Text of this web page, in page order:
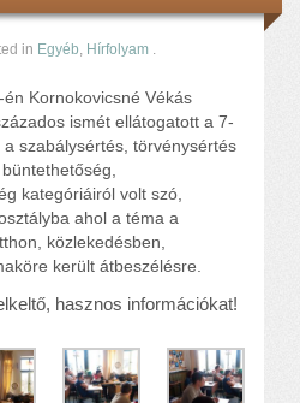
in Egyéb Hírfolyam
Kornokovicsné Vékás
ismét ellátogatott a 7-
szabálysértés, törvénysértés
kategóriáiról volt szó,
ahol a téma a
közlekedésben,
került átbeszélésre.
hasznos információkat!